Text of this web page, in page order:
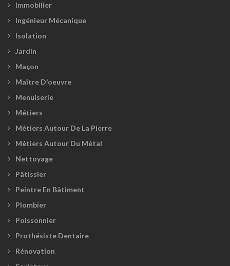
Immobilier
Ingénieur Mécanique
Isolation
Jardin
Maçon
Maître D'oeuvre
Menuiserie
Métiers
Métiers Autour De La Pierre
Métiers Autour Du Métal
Nettoyage
Pâtissier
Peintre En Bâtiment
Plombier
Poissonnier
Prothésiste Dentaire
Rénovation